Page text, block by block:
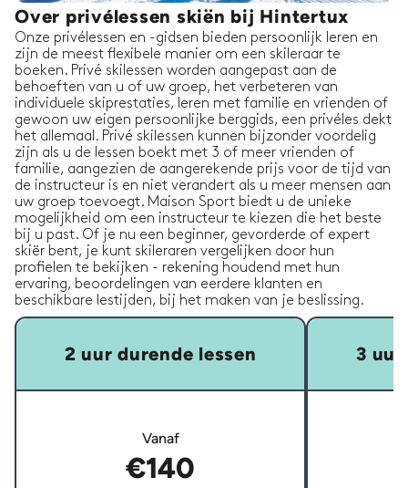
Over privélessen skiën bij Hintertux
Onze privélessen en -gidsen bieden persoonlijk leren en
zijn de meest flexibele manier om een skileraar te
boeken. Privé skilessen worden aangepast aan de
behoeften van u of uw groep, het verbeteren van
individuele skiprestaties, leren met familie en vrienden of
gewoon uw eigen persoonlijke berggids, een privéles dekt
het allemaal. Privé skilessen kunnen bijzonder voordelig
zijn als u de lessen boekt met 3 of meer vrienden of
familie, aangezien de aangerekende prijs voor de tijd van
de instructeur is en niet verandert als u meer mensen aan
uw groep toevoegt. Maison Sport biedt u de unieke
mogelijkheid om een instructeur te kiezen die het beste
bij u past. Of je nu een beginner, gevorderde of expert
skiër bent, je kunt skileraren vergelijken door hun
profielen te bekijken - rekening houdend met hun
ervaring, beoordelingen van eerdere klanten en
beschikbare lestijden, bij het maken van je beslissing.
2 uur durende lessen
Vanaf
€140
3 uur